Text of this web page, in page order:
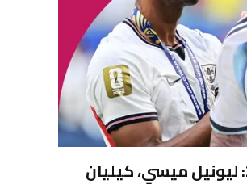
اختر فريق البطولة في كأس العالم 2026: ليونيل ميسي، كيليان